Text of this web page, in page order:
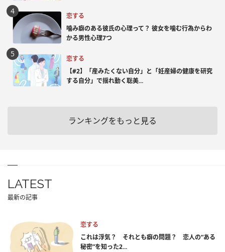
恋する
噛み癖のある彼氏の心理って？ 彼女を噛む行為からわ
かる男性心理7つ
恋する
【#2】「産みたくない自分」と「妊産婦の健康を研究
する自分」で揺れ動く聡美...
ランキングをもっと見る
LATEST
最新の記事
恋する
これは浮気？ それとも癖の問題？ 恋人の“ある
秘密”を知った2...